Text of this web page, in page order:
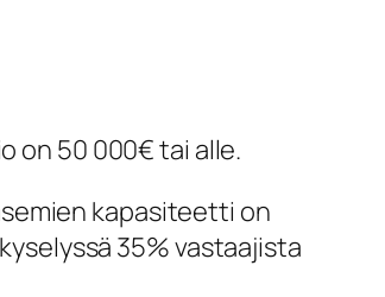
on 50 000€ tai alle.
kapasiteetti on
35% vastaajista